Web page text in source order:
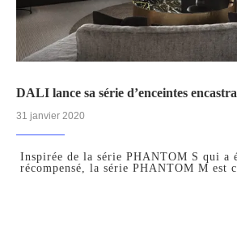
DALI lance sa série d’enceintes
31 janvier 2020
Inspirée de la série PHANTOM S qui a
récompensé, la série PHANTOM M est